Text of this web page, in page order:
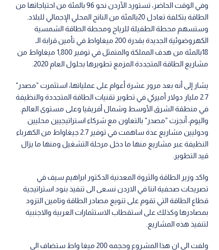
وفي الوقت الحاضر، تستورد الأردن نحو 96 بالمئة من احتياجاتها من
الطاقة بتكلفة تعادل 20بالمئة من الناتج المحلي الإجمالي للبلاد.
وستسهم محطة الطفيلة للرياح ومحطة الطاقة الشمسية
الكهروضوئية الجديدة بقدرة 200 ميغاواط في تأمين قرابة الـ
18بالمئة من هدف المملكة والمتمثل في توفير 1,800 ميغاواط من
مشاريع الطاقة المتجددة المزمع تطويرها بحلول العام 2020.
يشار إلى أنه بعد مرور عشرة أعوام على عملياتها، استثمرت "مصدر"
2.7 مليار دولار أميركي في تطوير تقنيات الطاقة المتجددة والنظيفة
في منطقة الشرق الأوسط وشمال أفريقيا وعلى مستوى العالم.
واليوم، أنجزت "مصدر" بالتعاون مع شركاء استراتيجيين محليين
ودوليين مشاريع عدة ساهمت في توفير 2.7 جيغاواط من الكهرباء
النظيفة عبر مشاريع منها ما دخل مرحلة التشغيل ومنها ما يزال
قيد التطوير.
واكد وزير الطاقة والثروة المعدنية الدكتور ابراهيم سيف في
تصريحات صحفية اننا في الاردن نسعى الى تنفيذ بنود استراتيجية
قطاع الطاقة التي تقوم على تنويع مصادر الطاقة وتامين التزود
بمصادرها وكذلك على استقطاب الاستثمارات العربية والاجنبية
لتنفيذ هذه المشاريع.
ولفت الى ان هذا المشروع وحجمه 200 ميغا واط ستضاف الى